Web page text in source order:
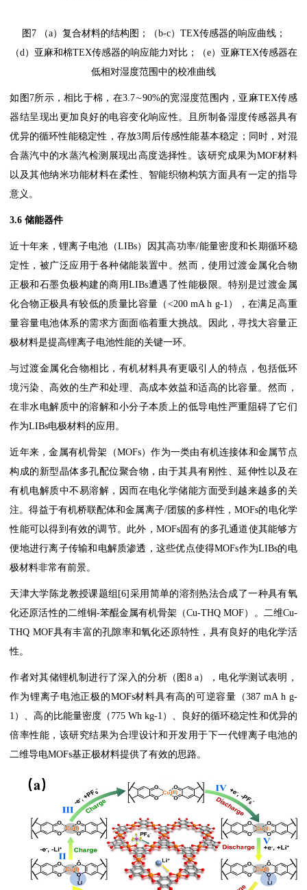
图7 （a）复合材料的结构图；（b-c）TEX传感器的响应曲线；
（d）亚麻和棉TEX传感器的响应能力对比；（e）亚麻TEX传感器在
低相对湿度范围中的校准曲线
如图7所示，相比于棉，在3.7∼90%的宽湿度范围内，亚麻TEX传感
器结呈现出更加良好的电容变化响应性。且所制备湿度传感器具有
优异的循环性能稳定性，存放3周后传感性能基本稳定；同时，对混
合蒸汽中的水蒸汽检测展现出高度选择性。该研究成果为MOF材料
以及其他纳米功能材料在柔性、智能织物构筑方面具有一定的指导
意义。
3.6 储能器件
近十年来，锂离子电池（LIBs）因其高功率/能量密度和长期循环稳
定性，被广泛应用于各种储能装置中。然而，使用过渡金属化合物
正极和石墨负极构建的商用LIBs遭遇了性能极限。特别是过渡金属
化合物正极具有较低的质量比容量（<200 mA h g-1），在满足高重
量容量电池体系的需求方面面临着重大挑战。因此，寻找大容量正
极材料是提高锂离子电池性能的关键一环。
与过渡金属化合物相比，有机材料具有更吸引人的特点，包括低环
境污染、高效的生产和处理、高成本效益和适高的比容量。然而，
在非水电解质中的溶解和小分子本质上的低导电性严重阻碍了它们
作为LIBs电极材料的应用。
近年来，金属有机骨架（MOFs）作为一类由有机连接体和金属节点
构成的新型晶体多孔配位聚合物，由于其具有刚性、延伸性以及在
有机电解质中不易溶解，因而在电化学储能方面受到越来越多的关
注。得益于有机桥联配体和金属离子/团簇的多样性，MOFs的电化学
性能可以得到有效的调节。此外，MOFs固有的多孔通道使其能够方
便地进行离子传输和电解质渗透，这些优点使得MOFs作为LIBs的电
极材料非常有前景。
天津大学陈龙教授课题组[6]采用简单的溶剂热法合成了一种具有氧
化还原活性的二维铜-苯醌金属有机骨架（Cu-THQ MOF）。二维Cu-
THQ MOF具有丰富的孔隙率和氧化还原特性，具有良好的电化学活
性。
作者对其储锂机制进行了深入的分析（图8 a），电化学测试表明，
作为锂离子电池正极的MOFs材料具有高的可逆容量（387 mA h g-
1）、高的比能量密度（775 Wh kg-1）、良好的循环稳定性和优异的
倍率性能，该研究结果为合理设计和开发用于下一代锂离子电池的
二维导电MOFs基正极材料提供了有效的思路。